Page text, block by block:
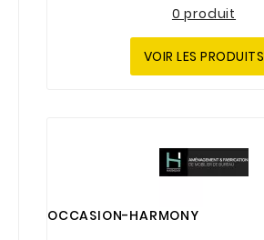
0 produit
VOIR LES PRODUITS
OCCASION-HARMONY